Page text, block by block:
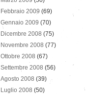
Febbraio 2009 (69)
Gennaio 2009 (70)
Dicembre 2008 (75)
Novembre 2008 (77)
Ottobre 2008 (67)
Settembre 2008 (56)
Agosto 2008 (39)
Luglio 2008 (50)